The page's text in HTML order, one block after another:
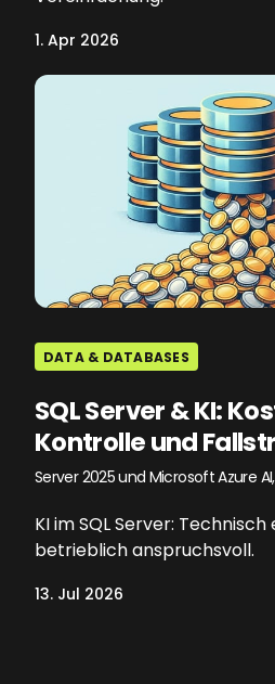
1. Apr 2026
DATA & DATABASES
SQL Server & KI:
Kontrolle und
Server 2025 und Microsoft Azure
KI im SQL Server: Technisch
betrieblich anspruchsvoll.
13. Jul 2026